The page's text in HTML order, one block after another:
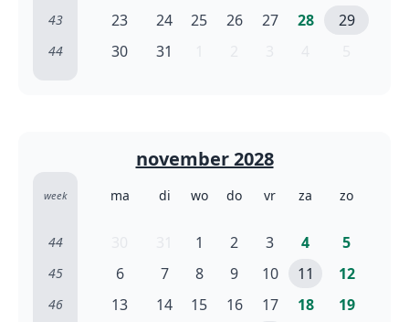
43 23 24 25 26 27 28 29
44 30 31
november 2028
week ma di wo do vr za zo
44 1 2 3 4 5
45 6 7 8 9 10 11 12
46 13 14 15 16 17 18 19